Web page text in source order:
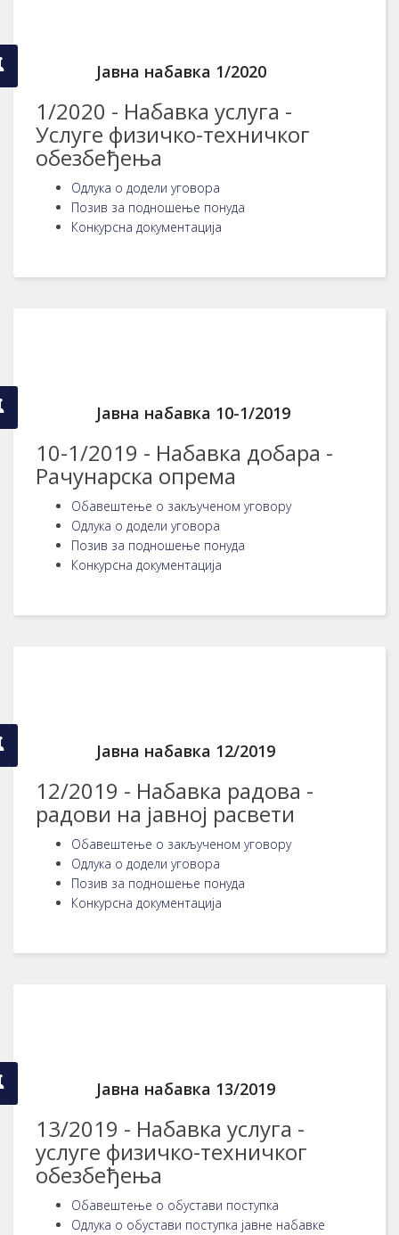
Јавна набавка 1/2020
1/2020 - Набавка услуга -
Услуге физичко-техничког
обезбеђења
Одлука о додели уговора
Позив за подношење понуда
Конкурсна документација
Јавна набавка 10-1/2019
10-1/2019 - Набавка добара -
Рачунарска опрема
Обавештење о закљученом уговору
Одлука о додели уговора
Позив за подношење понуда
Конкурсна документација
Јавна набавка 12/2019
12/2019 - Набавка радова -
радови на јавној расвети
Обавештење о закљученом уговору
Одлука о додели уговора
Позив за подношење понуда
Конкурсна документација
Јавна набавка 13/2019
13/2019 - Набавка услуга -
услуге физичко-техничког
обезбеђења
Обавештење о обустави поступка
Одлука о обустави поступка јавне набавке